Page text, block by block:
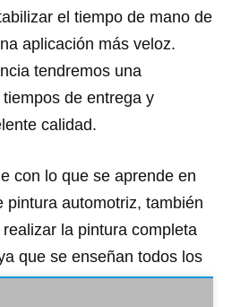
el tiempo de mano de
aplicación más veloz.
tendremos una
de entrega y
calidad.
con lo que se aprende en
pintura automotriz, también
la pintura completa
que se enseñan todos los